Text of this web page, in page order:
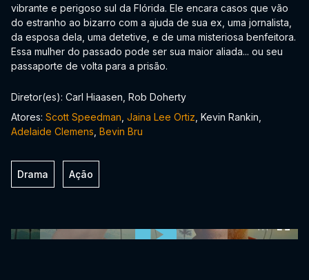
vibrante e perigoso sul da Flórida. Ele encara casos que vão
do estranho ao bizarro com a ajuda de sua ex, uma jornalista,
da esposa dela, uma detetive, e de uma misteriosa benfeitora.
Essa mulher do passado pode ser sua maior aliada... ou seu
passaporte de volta para a prisão.
Diretor(es): Carl Hiaasen, Rob Doherty
Atores: Scott Speedman Jaina Lee Ortiz , Kevin Rankin,
Adelaide Clemens Bevin Bru
Drama Ação